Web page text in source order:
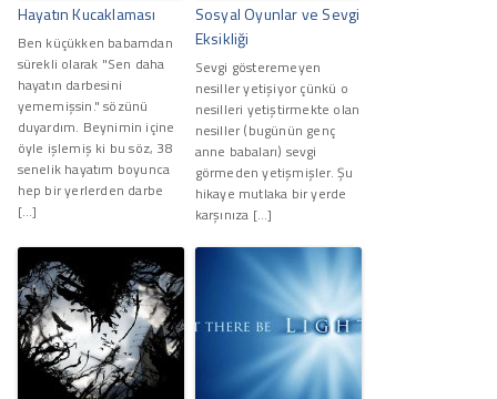
Hayatın Kucaklaması
Ben küçükken babamdan
sürekli olarak "Sen daha
hayatın darbesini
yememişsin." sözünü
duyardım. Beynimin içine
öyle işlemiş ki bu söz, 38
senelik hayatım boyunca
hep bir yerlerden darbe
[…]
Sosyal Oyunlar ve Sevgi
Eksikliği
Sevgi gösteremeyen
nesiller yetişiyor çünkü o
nesilleri yetiştirmekte olan
nesiller (bugünün genç
anne babaları) sevgi
görmeden yetişmişler. Şu
hikaye mutlaka bir yerde
karşınıza […]